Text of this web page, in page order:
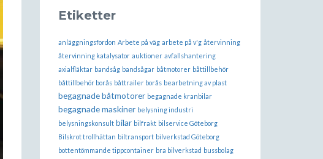
Etiketter
anläggningsfordon Arbete på väg arbete på v'g återvinning
återvinning katalysator auktioner avfallshantering
axialfläktar bandsåg bandsågar båtmotorer båttillbehör
båttillbehör borås båttrailer borås bearbetning av plast
begagnade båtmotorer begagnade kranbilar
begagnade maskiner belysning industri
belysningskonsult bilar bilfrakt bilservice Göteborg
Bilskrot trollhättan biltransport bilverkstad Göteborg
bottentömmande tippcontainer bra bilverkstad bussbolag